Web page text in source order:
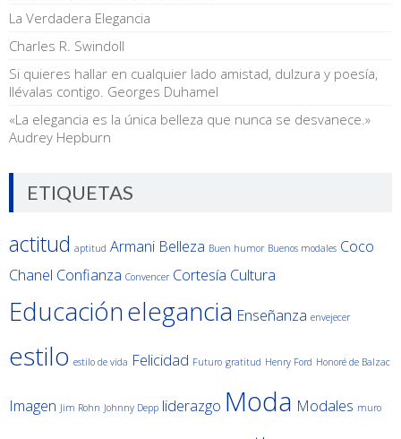
La Verdadera Elegancia
Charles R. Swindoll
Si quieres hallar en cualquier lado amistad, dulzura y poesía,
llévalas contigo. Georges Duhamel
«La elegancia es la única belleza que nunca se desvanece.»
Audrey Hepburn
ETIQUETAS
actitud aptitud Armani Belleza Buen humor Buenos modales Coco
Chanel Confianza Convencer Cortesía Cultura
Educaciónelegancia Enseñanza envejecer
estilo estilo de vida Felicidad Futuro gratitud Henry Ford Honoré de Balzac
Imagen Jim Rohn Johnny Depp liderazgo Moda Modales muro